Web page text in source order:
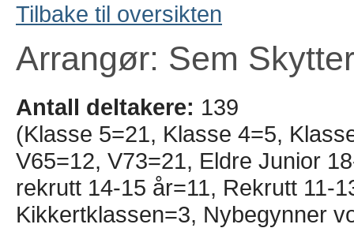
Tilbake til oversikten
Arrangør: Sem
Antall deltakere: 139
(Klasse 5=21, Klasse 4=5,
V65=12, V73=21, Eldre Junior
rekrutt 14-15 år=11, Rekrutt 11-
Kikkertklassen=3, Nybegynner